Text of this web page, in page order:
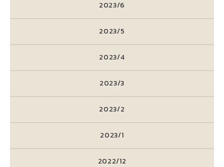
2023/6
2023/5
2023/4
2023/3
2023/2
2023/1
2022/12